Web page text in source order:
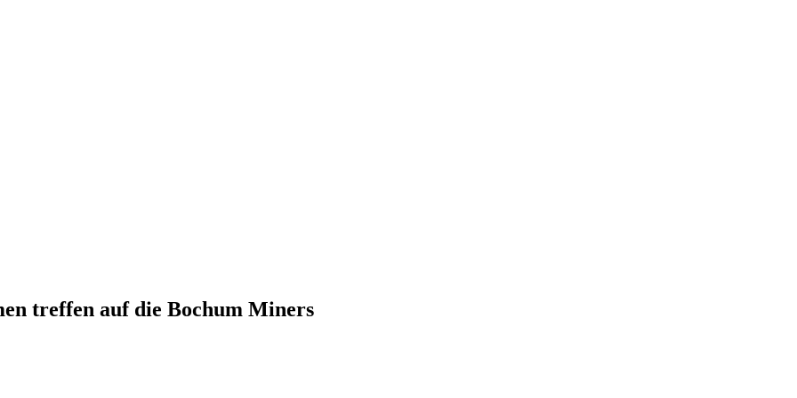
treffen auf die Bochum Miners